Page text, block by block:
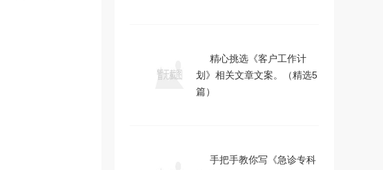
精心挑选《客户工作计
划》相关文章文案。（精选5
篇）
手把手教你写《急诊专科